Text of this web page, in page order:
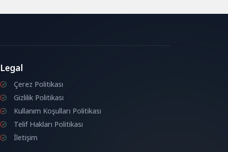
Legal
Çerez Politikası
Gizlilik Politikası
Kullanım Koşulları Politikası
Telif Hakları Politikası
İletişim